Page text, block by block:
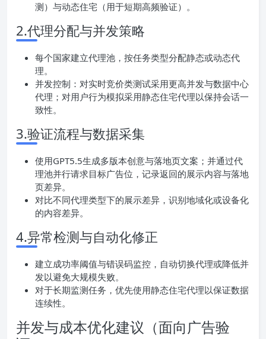
测）与动态住宅（用于短期高频验证）。
2.代理分配与并发策略
每个国家建立代理池，按任务类型分配静态或动态代
理。
并发控制：对实时竞价类测试采用更高并发与数据中心
代理；对用户行为模拟采用静态住宅代理以保持会话一
致性。
3.验证流程与数据采集
使用GPT5.5生成多版本创意与落地页文案；并通过代
理池并行请求目标广告位，记录返回的展示内容与落地
页差异。
对比不同代理类型下的展示差异，识别地域化或设备化
的内容差异。
4.异常检测与自动化修正
建立成功率阈值与错误码监控，自动切换代理或降低并
发以避免大规模失败。
对于长期监测任务，优先使用静态住宅代理以保证数据
连续性。
并发与成本优化建议（面向广告验